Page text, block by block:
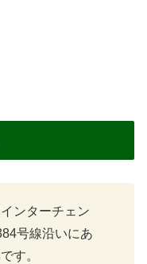
インターチェン
号線沿いにあ
す。